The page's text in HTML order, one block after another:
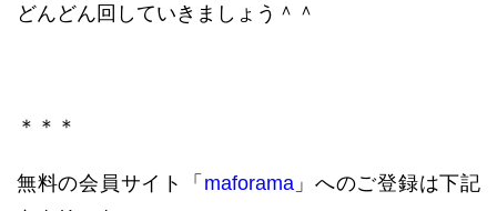
どんどん回していきましょう＾＾
＊＊＊
無料の会員サイト「 maforama」へのご登録は下記